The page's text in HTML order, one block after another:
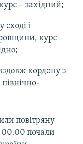
– західний;
сході і
курс –
кордону з
повітряну
00.00 почали